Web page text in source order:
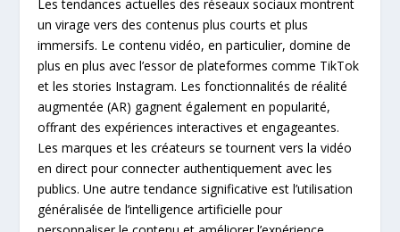
Les tendances actuelles des réseaux sociaux montrent
un virage vers des contenus plus courts et plus
immersifs. Le contenu vidéo, en particulier, domine de
plus en plus avec l’essor de plateformes comme TikTok
et les stories Instagram. Les fonctionnalités de réalité
augmentée (AR) gagnent également en popularité,
offrant des expériences interactives et engageantes.
Les marques et les créateurs se tournent vers la vidéo
en direct pour connecter authentiquement avec les
publics. Une autre tendance significative est l’utilisation
généralisée de l’intelligence artificielle pour